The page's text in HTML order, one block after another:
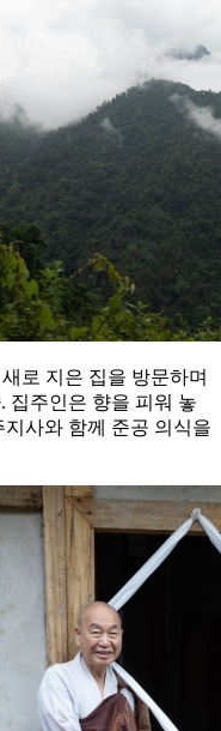
로 지은 집을 방문하며
집주인은 향을 피워 놓
사와 함께 준공 의식을